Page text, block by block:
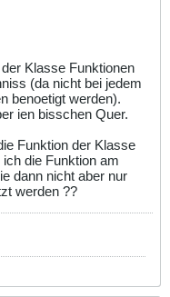
Klasse Funktionen
(da nicht bei jedem
benoetigt werden).
ien bisschen Quer.
Funktion der Klasse
die Funktion am
dann nicht aber nur
werden ??